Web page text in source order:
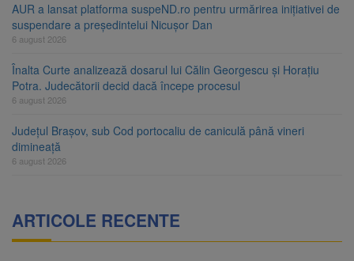
AUR a lansat platforma suspeND.ro pentru urmărirea inițiativei de
suspendare a președintelui Nicușor Dan
6 august 2026
Înalta Curte analizează dosarul lui Călin Georgescu și Horațiu
Potra. Judecătorii decid dacă începe procesul
6 august 2026
Județul Brașov, sub Cod portocaliu de caniculă până vineri
dimineață
6 august 2026
ARTICOLE RECENTE